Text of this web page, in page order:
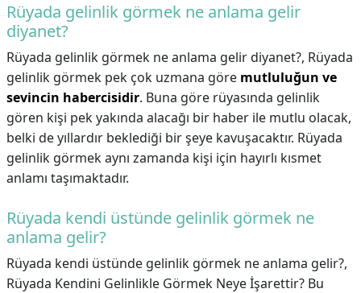
Rüyada gelinlik görmek ne anlama gelir
diyanet?
Rüyada gelinlik görmek ne anlama gelir diyanet?, Rüyada
gelinlik görmek pek çok uzmana göre mutluluğun ve
sevincin habercisidir. Buna göre rüyasında gelinlik
gören kişi pek yakında alacağı bir haber ile mutlu olacak,
belki de yıllardır beklediği bir şeye kavuşacaktır. Rüyada
gelinlik görmek aynı zamanda kişi için hayırlı kısmet
anlamı taşımaktadır.
Rüyada kendi üstünde gelinlik görmek ne
anlama gelir?
Rüyada kendi üstünde gelinlik görmek ne anlama gelir?,
Rüyada Kendini Gelinlikle Görmek Neye İşarettir? Bu